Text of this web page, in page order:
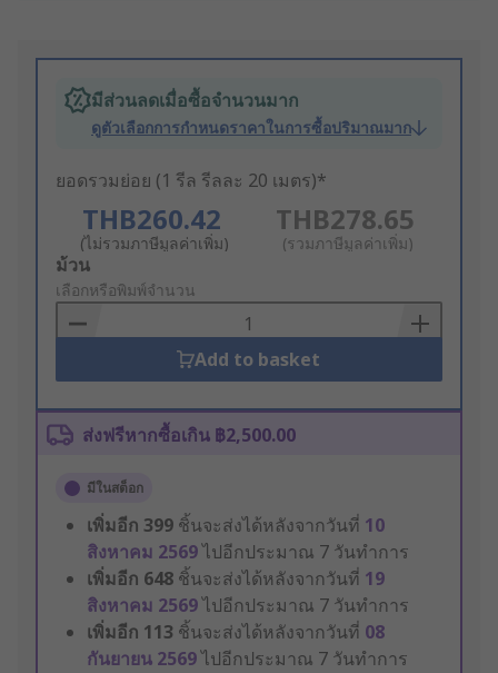
มีส่วนลดเมื่อซื้อจำนวนมาก
ดูตัวเลือกการกำหนดราคาในการซื้อปริมาณมาก
ยอดรวมย่อย (1 รีล รีลละ 20 เมตร)*
THB260.42
(ไม่รวมภาษีมูลค่าเพิ่ม)
THB278.65
(รวมภาษีมูลค่าเพิ่ม)
Add
to
Basket
ม้วน
เลือกหรือพิมพ์จำนวน
Add to basket
ส่งฟรีหากซื้อเกิน ฿2,500.00
มีในสต็อก
เพิ่มอีก 399 ชิ้นจะส่งได้หลังจากวันที่ 10
สิงหาคม 2569ไปอีกประมาณ 7 วันทำการ
เพิ่มอีก 648 ชิ้นจะส่งได้หลังจากวันที่ 19
สิงหาคม 2569ไปอีกประมาณ 7 วันทำการ
เพิ่มอีก 113 ชิ้นจะส่งได้หลังจากวันที่ 08
กันยายน 2569ไปอีกประมาณ 7 วันทำการ